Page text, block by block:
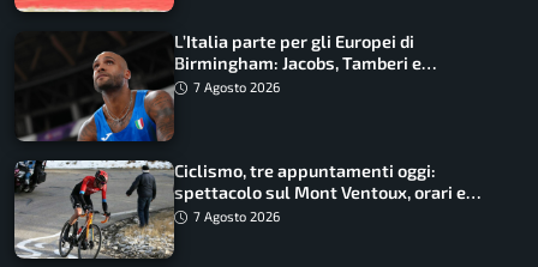
L’Italia parte per gli Europei di
Birmingham: Jacobs, Tamberi e
Battocletti guidano una spedizione
7 Agosto 2026
Ciclismo, tre appuntamenti oggi:
spettacolo sul Mont Ventoux, orari e
come vederli
7 Agosto 2026